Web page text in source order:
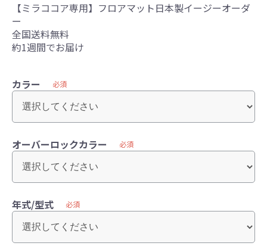
【ミラココア専用】フロアマット日本製イージーオーダ
ー
全国送料無料
約1週間でお届け
カラー 必須
オーバーロックカラー 必須
年式/型式 必須